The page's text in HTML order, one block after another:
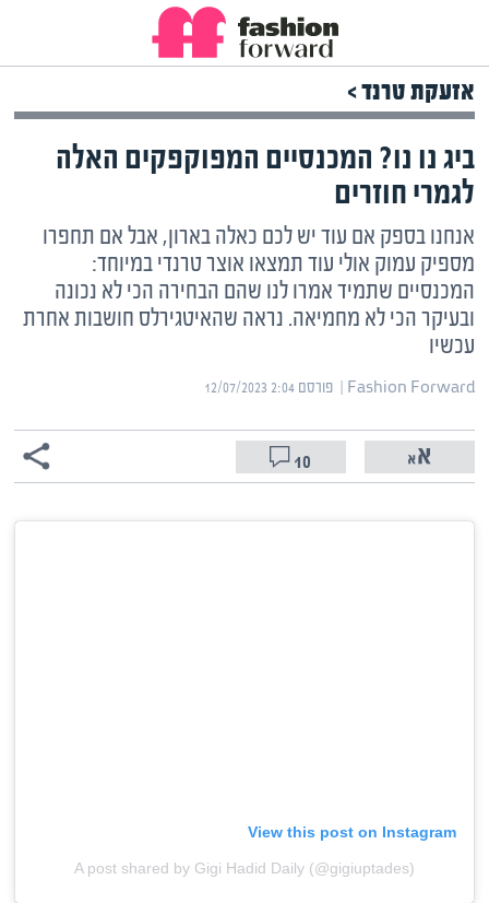
אזעקת טרנד >
ביג נו נו? המכנסיים המפוקפקים האלה
לגמרי חוזרים
אנחנו בספק אם עוד יש לכם כאלה בארון, אבל אם תחפרו
מספיק עמוק אולי עוד תמצאו אוצר טרנדי במיוחד:
המכנסיים שתמיד אמרו לנו שהם הבחירה הכי לא נכונה
ובעיקר הכי לא מחמיאה. נראה שהאיטגירלס חושבות אחרת
עכשיו
Fashion Forward | ‏ פורסם ‎12/07/2023 2:04
10
View this post on Instagram
A post shared by Gigi Hadid Daily (@gigiuptades)